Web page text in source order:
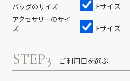
バッグのサイズ Fサイズ
アクセサリーのサイ
ズ
Fサイズ
STEP3 ご利用日を選ぶ